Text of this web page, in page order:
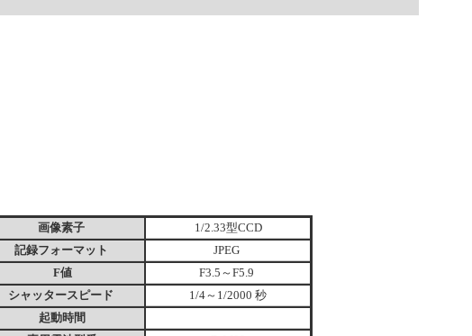
画像素子
1/2.33型CCD
記録フォーマット
JPEG
F値
F3.5～F5.9
シャッタースピード
1/4～1/2000 秒
起動時間